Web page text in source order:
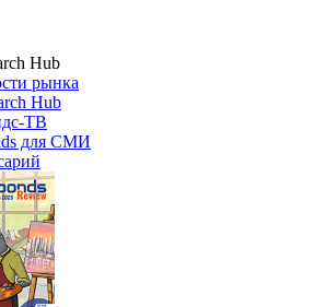
Hub
рынка
Hub
ТВ
для СМИ